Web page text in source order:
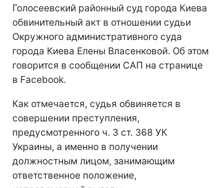
Голосеевский районный суд города Киева
обвинительный акт в отношении судьи
Окружного административного суда
города Киева Елены Власенковой. Об этом
говорится в сообщении САП на странице
в Facebook.
Как отмечается, судья обвиняется в
совершении преступления,
предусмотренного ч. 3 ст. 368 УК
Украины, а именно в получении
должностным лицом, занимающим
ответственное положение,